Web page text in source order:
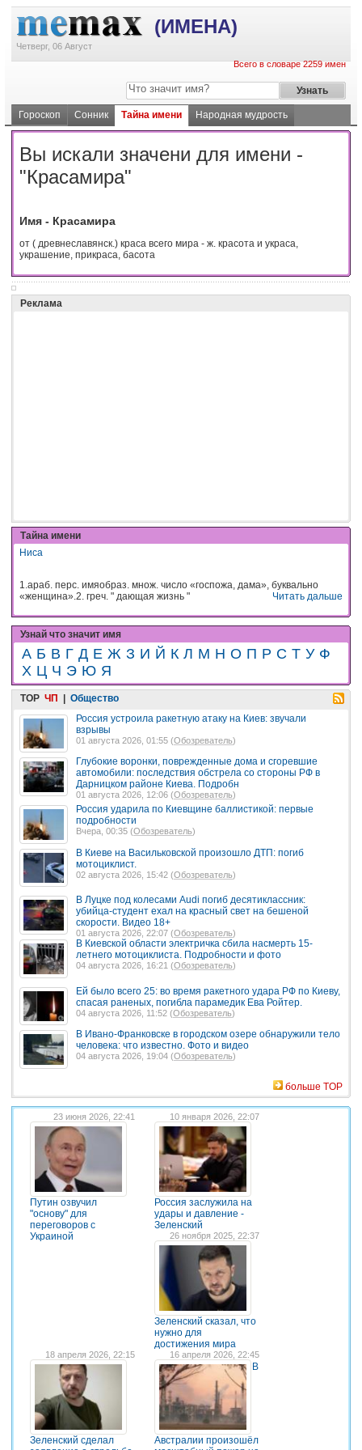
(ИМЕНА)
Четверг, 06 Август
Всего в словаре 2259 имен
Гороскоп Сонник Тайна имени Народная мудрость
Вы искали значени для имени -
"Красамира"
Имя - Красамира
от ( древнеславянск.) краса всего мира - ж. красота и украса,
украшение, прикраса, басота
Реклама
Тайна имени
Ниса
1.араб. перс. имяобраз. множ. число «госпожа, дама», буквально
«женщина».2. греч. " дающая жизнь "
Читать дальше
Узнай что значит имя
А Б В Г Д Е Ж З И Й К Л М Н О П Р С Т У Ф
Х Ц Ч Э Ю Я
TOP ЧП | Общество
Россия устроила ракетную атаку на Киев: звучали
взрывы
01 августа 2026, 01:55 (Обозреватель)
Глубокие воронки, поврежденные дома и сгоревшие
автомобили: последствия обстрела со стороны РФ в
Дарницком районе Киева. Подробн
01 августа 2026, 12:06 (Обозреватель)
Россия ударила по Киевщине баллистикой: первые
подробности
Вчера, 00:35 (Обозреватель)
В Киеве на Васильковской произошло ДТП: погиб
мотоциклист.
02 августа 2026, 15:42 (Обозреватель)
В Луцке под колесами Audi погиб десятиклассник:
убийца-студент ехал на красный свет на бешеной
скорости. Видео 18+
01 августа 2026, 22:07 (Обозреватель)
В Киевской области электричка сбила насмерть 15-
летнего мотоциклиста. Подробности и фото
04 августа 2026, 16:21 (Обозреватель)
Ей было всего 25: во время ракетного удара РФ по Киеву,
спасая раненых, погибла парамедик Ева Ройтер.
04 августа 2026, 11:52 (Обозреватель)
В Ивано-Франковске в городском озере обнаружили тело
человека: что известно. Фото и видео
04 августа 2026, 19:04 (Обозреватель)
больше TOP
23 июня 2026, 22:41
Путин озвучил
"основу" для
переговоров с
Украиной
10 января 2026, 22:07
Россия заслужила на
удары и давление -
Зеленский
26 ноября 2025, 22:37
Зеленский сказал, что
нужно для
достижения мира
18 апреля 2026, 22:15
Зеленский сделал
16 апреля 2026, 22:45
В
Австралии произошёл